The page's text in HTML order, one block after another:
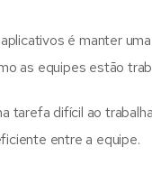
é manter
as equipes estão
difícil ao
entre a equipe.